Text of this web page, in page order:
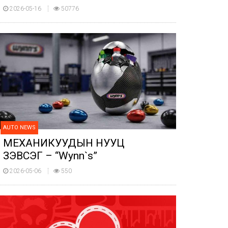
2026-05-16 50776
AUTO NEWS
МЕХАНИКУУДЫН НУУЦ
ЗЭВСЭГ – “Wynn`s”
2026-05-06 550